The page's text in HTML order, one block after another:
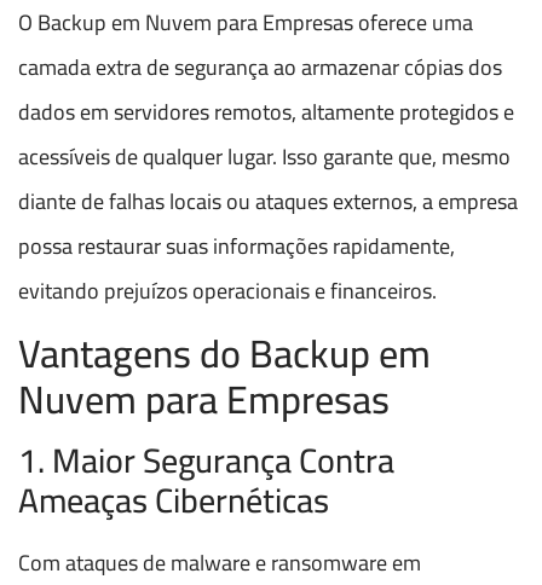
O Backup em Nuvem para Empresas oferece uma
camada extra de segurança ao armazenar cópias dos
dados em servidores remotos, altamente protegidos e
acessíveis de qualquer lugar. Isso garante que, mesmo
diante de falhas locais ou ataques externos, a empresa
possa restaurar suas informações rapidamente,
evitando prejuízos operacionais e financeiros.
Vantagens do Backup em
Nuvem para Empresas
1. Maior Segurança Contra
Ameaças Cibernéticas
Com ataques de malware e ransomware em